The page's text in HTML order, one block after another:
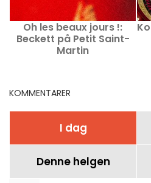
Oh les beaux jours !:
Beckett på Petit Saint-
Martin
KOMMENTARER
I dag
Denne helgen